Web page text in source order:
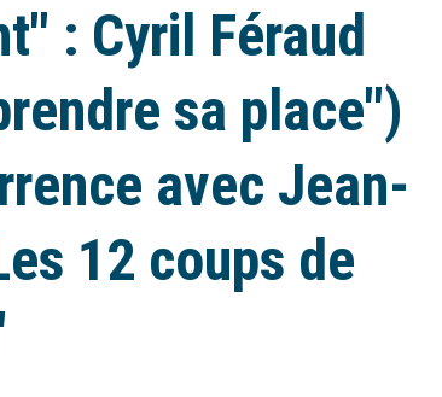
: Cyril Féraud
sa place")
avec Jean-
12 coups de